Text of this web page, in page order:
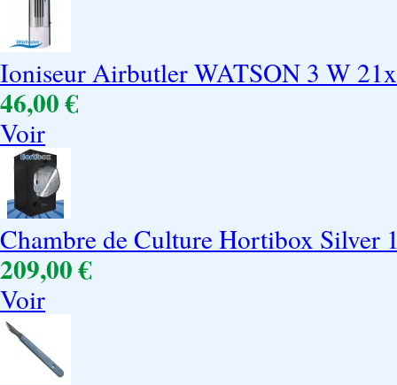
Ioniseur Airbutler WATSON 3 W
46,00 €
Voir
Chambre de Culture Hortibox Silver
209,00 €
Voir